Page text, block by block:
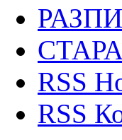
RSS
RSS